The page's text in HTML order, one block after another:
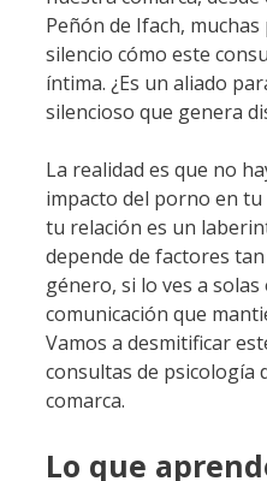
Peñón de Ifach,
silencio cómo este
íntima. ¿Es un aliado
silencioso que genera
La realidad es que no
impacto del porno en
tu relación es un
depende de factores
género, si lo ves a
comunicación que
Vamos a desmitificar
consultas de psicología
comarca.
Lo que